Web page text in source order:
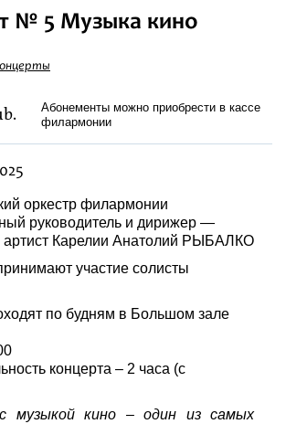
№ 5 Музыка кино
Абонементы можно приобрести в кассе
филармонии
оркестр филармонии
руководитель и дирижер —
артист Карелии Анатолий РЫБАЛКО
участие солисты
по будням в Большом зале
концерта – 2 часа (с
музыкой кино – один из самых